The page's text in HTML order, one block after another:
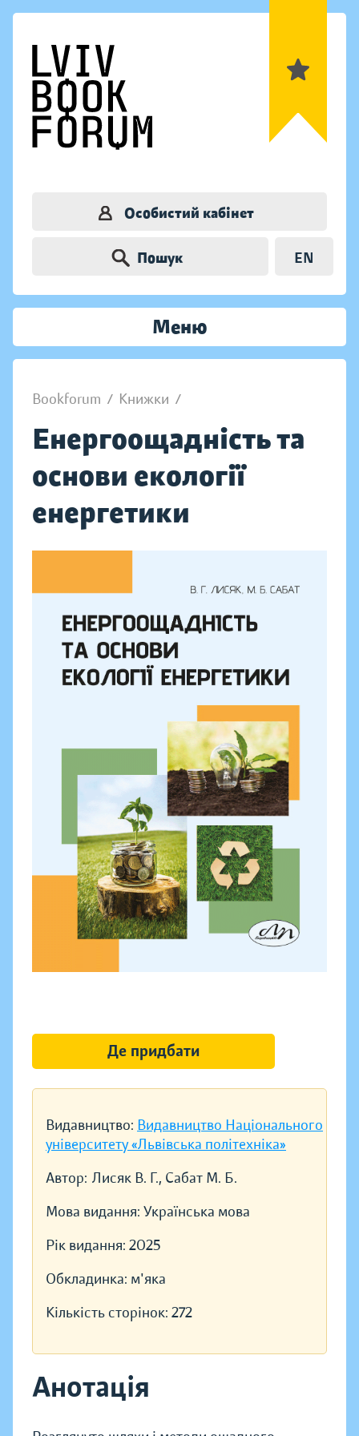
Особистий кабінет
Пошук EN
Меню
Bookforum / Книжки /
Енергоощадність та
основи екології
енергетики
Видавництво: Видавництво Національного
університету «Львівська політехніка»
Автор: Лисяк В. Г., Сабат М. Б.
Мова видання: Українська мова
Рік видання: 2025
Обкладинка: м'яка
Кількість сторінок: 272
Анотація
Де придбати